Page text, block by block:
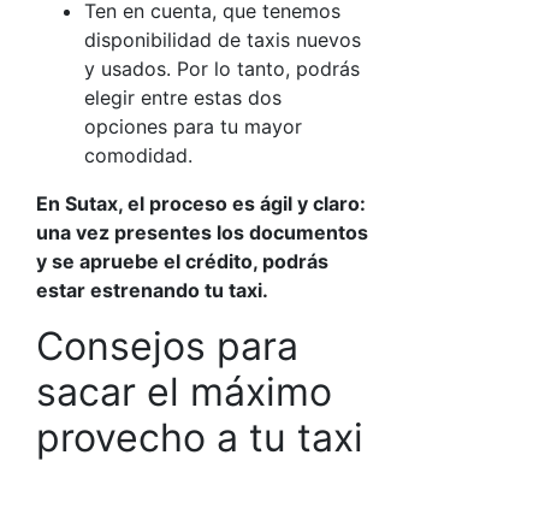
Ten en cuenta, que tenemos
disponibilidad de taxis nuevos
y usados. Por lo tanto, podrás
elegir entre estas dos
opciones para tu mayor
comodidad.
En Sutax, el proceso es ágil y claro:
una vez presentes los documentos
y se apruebe el crédito, podrás
estar estrenando tu taxi.
Consejos para
sacar el máximo
provecho a tu taxi